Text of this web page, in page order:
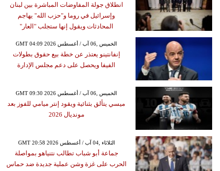
انطلاق جولة المفاوضات المباشرة بين لبنان
وإسرائيل في روما و"حزب الله" يهاجم
المحادثات ويقول إنها ستجلب "العار"
GMT 04:09 2026 الخميس ,06 آب / أغسطس
إنفانتينو يعتذر عن خطة بيع حقوق بطولات
الفيفا ويحصل على دعم مجلس الإدارة
GMT 09:30 2026 الخميس ,06 آب / أغسطس
ميسي يتألق بثنائية ويقود إنتر ميامي للفوز بعد
مونديال 2026
GMT 20:58 2026 الثلاثاء ,04 آب / أغسطس
جماعة أبو شباب تطالب نتنياهو بمواصلة
الحرب على غزة وشن عملية جديدة ضد حماس